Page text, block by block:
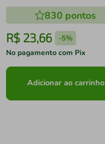
830 pontos
R$ 23,66 -5%
No pagamento com Pix
Adicionar ao carrinho